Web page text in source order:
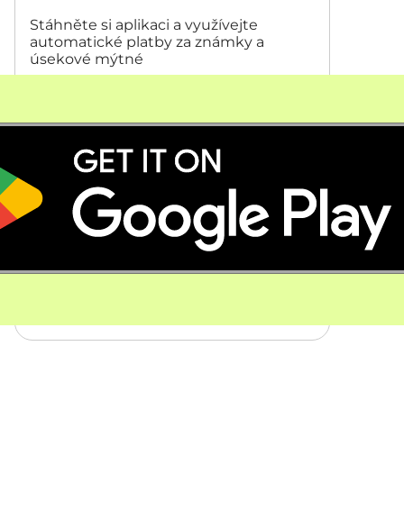
Stáhněte si aplikaci a využívejte
automatické platby za známky a
úsekové mýtné